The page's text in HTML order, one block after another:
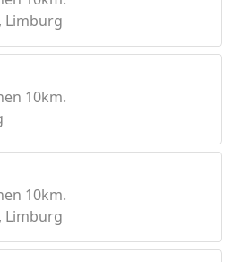
Limburg
10km.
10km.
Limburg